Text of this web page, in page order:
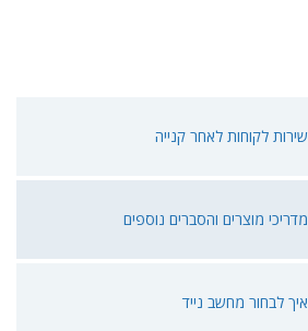
שירות לקוחות לאחר קנייה
מדריכי מוצרים והסברים נוספים
איך לבחור מחשב נייד